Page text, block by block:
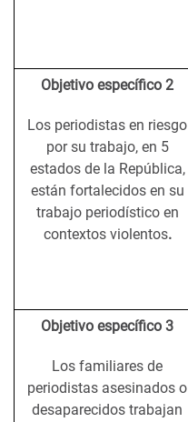
Objetivo específico 2
Los periodistas en riesgo
por su trabajo, en 5
estados de la República,
están fortalecidos en su
trabajo periodístico en
contextos violentos.
Objetivo específico 3
Los familiares de
periodistas asesinados o
desaparecidos trabajan